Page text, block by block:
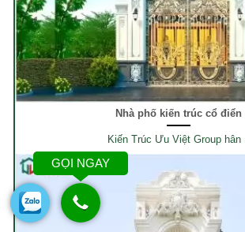
Nhà phố kiến trúc cổ điển
Kiến Trúc Ưu Việt Group hân ..
GỌI NGAY